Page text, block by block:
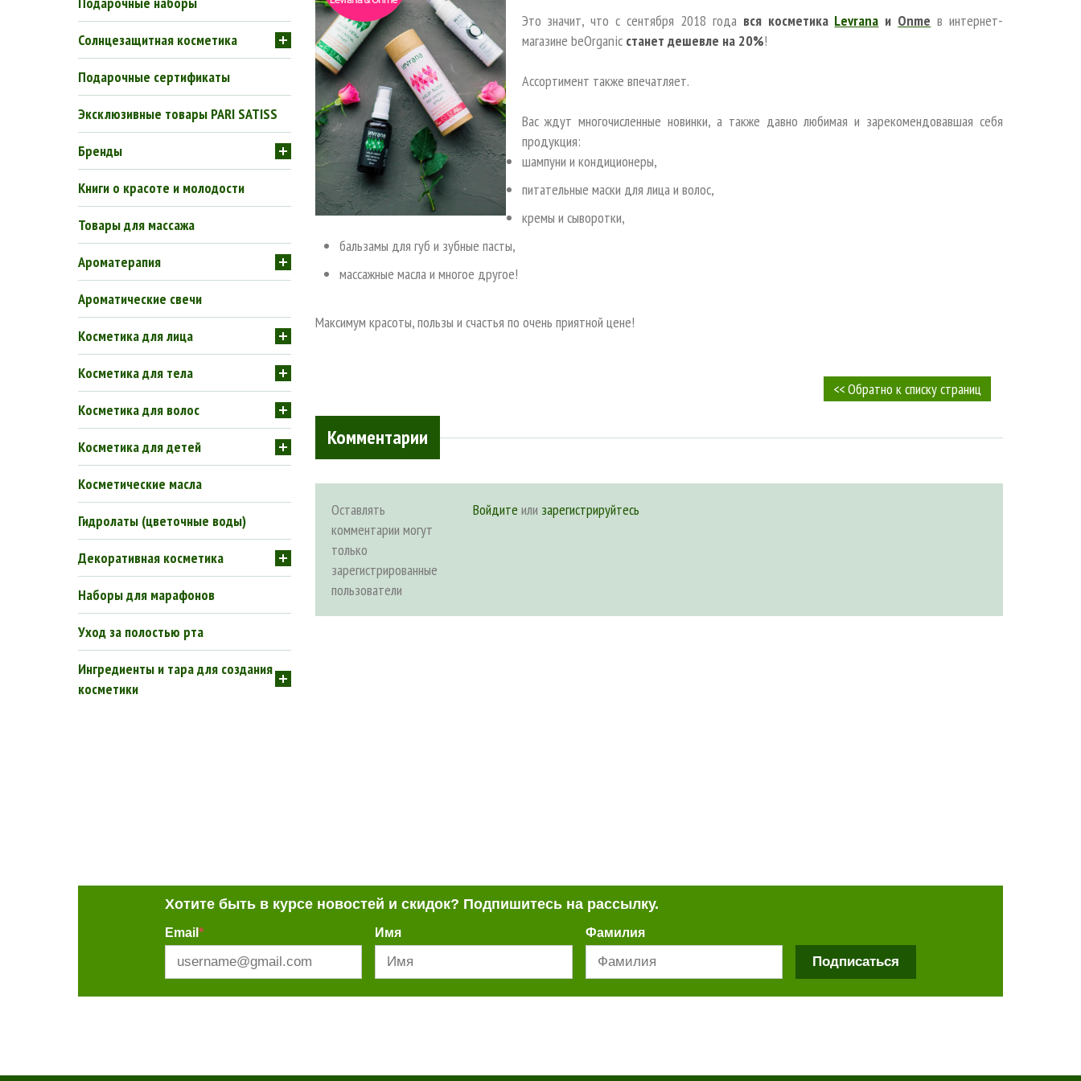
Солнцезащитная косметика
Подарочные сертификаты
Эксклюзивные товары PARI SATISS
Бренды
Книги о красоте и молодости
Товары для массажа
Ароматерапия
Ароматические свечи
Косметика для лица
Косметика для тела
Косметика для волос
Косметика для детей
Косметические масла
Гидролаты (цветочные воды)
Декоративная косметика
Наборы для марафонов
Уход за полостью рта
Ингредиенты и тара для создания
косметики
Это значит, что с сентября 2018 года вся косметика Levrana и Onme в интернет-
магазине beOrganic станет дешевле на 20%!
Ассортимент также впечатляет.
Вас ждут многочисленные новинки, а также давно любимая и зарекомендовавшая себя
продукция:
шампуни и кондиционеры,
питательные маски для лица и волос,
кремы и сыворотки,
бальзамы для губ и зубные пасты,
массажные масла и многое другое!
Максимум красоты, пользы и счастья по очень приятной цене!
Комментарии
Оставлять
комментарии могут
только
зарегистрированные
пользователи
Войдите или зарегистрируйтесь
Хотите быть в курсе новостей и скидок? Подпишитесь на рассылку.
Email * Имя Фамилия
Подписаться